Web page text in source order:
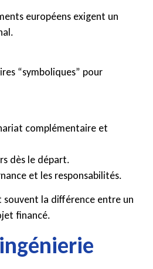
européens exigent un
“symboliques” pour
complémentaire et
dès le départ.
et les responsabilités.
la différence entre un
financé.